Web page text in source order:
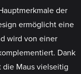
der
ermöglicht eine
wird von einer
Dank
Maus vielseitig